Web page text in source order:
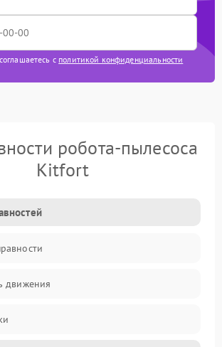
с политикой конфиденциальности
робота-пылесоса
Kitfort
движения